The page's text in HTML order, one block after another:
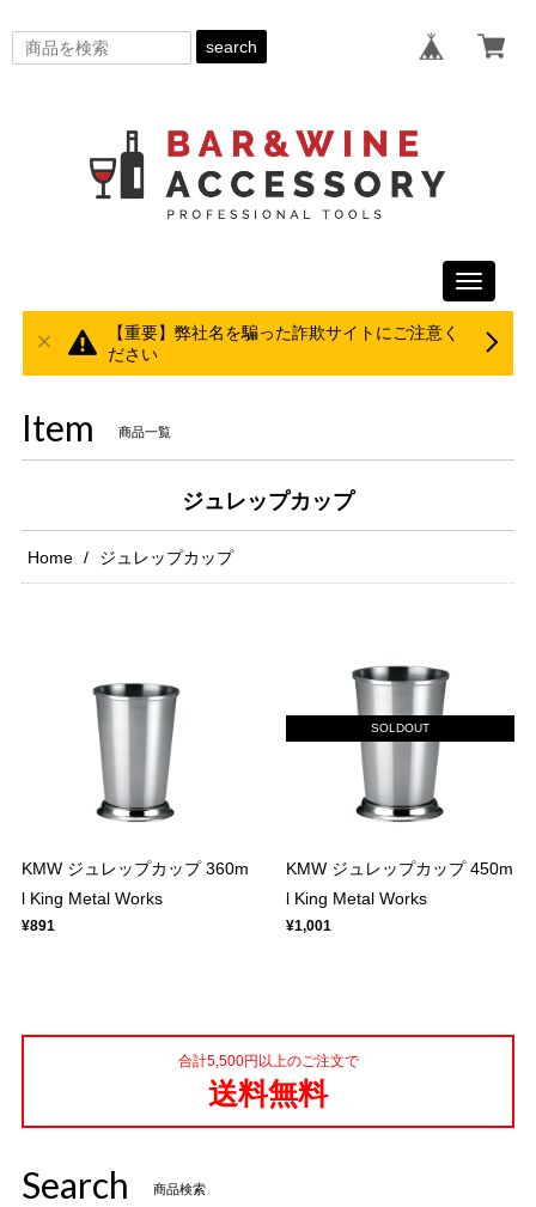
search
Toggle
【重要】弊社名を騙った詐欺サイトにご注意く
ださい
Item 商品一覧
ジュレップカップ
Home ジュレップカップ
KMW ジュレップカップ 360m
l King Metal Works
¥891
SOLDOUT
KMW ジュレップカップ 450m
l King Metal Works
¥1,001
合計5,500円以上のご注文で
送料無料
Search 商品検索